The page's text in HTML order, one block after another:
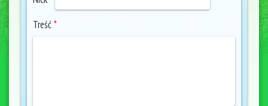
Treść*